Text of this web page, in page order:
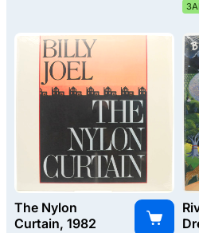
The Nylon
Curtain, 1982